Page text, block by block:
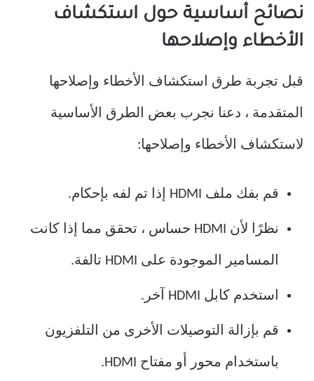
نصائح أساسية حول استكشاف
الأخطاء وإصلاحها
قبل تجربة طرق استكشاف الأخطاء وإصلاحها
المتقدمة ، دعنا نجرب بعض الطرق الأساسية
لاستكشاف الأخطاء وإصلاحها:
قم بفك ملف HDMI إذا تم لفه بإحكام.
نظرًا لأن HDMI حساس ، تحقق مما إذا كانت
المسامير الموجودة على HDMI تالفة.
استخدم كابل HDMI آخر.
قم بإزالة التوصيلات الأخرى من التلفزيون
باستخدام محور أو مفتاح HDMI.